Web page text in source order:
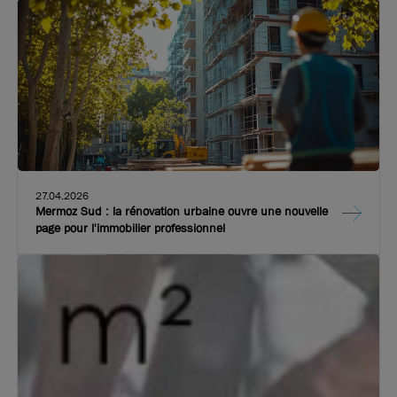
27.04.2026
Mermoz Sud : la rénovation urbaine ouvre une nouvelle
page pour l'immobilier professionnel